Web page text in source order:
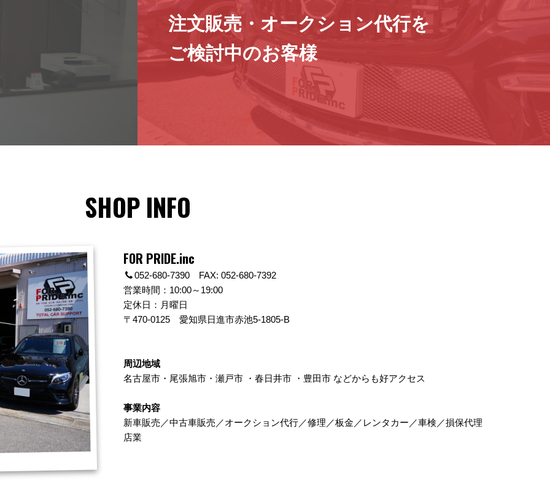
注文販売・オークション代行を
ご検討中のお客様
SHOP INFO
FOR PRIDE.inc
052-680-7390 FAX: 052-680-7392
営業時間：10:00～19:00
定休日：月曜日
〒470-0125 愛知県日進市赤池5-1805-B
周辺地域
名古屋市・ 尾張旭市・ 瀬戸市・ 春日井市・ 豊田市などからも好アクセス
事業内容
新車販売／中古車販売／オークション代行／修理／板金／レンタカー／車検／損保代理
店業